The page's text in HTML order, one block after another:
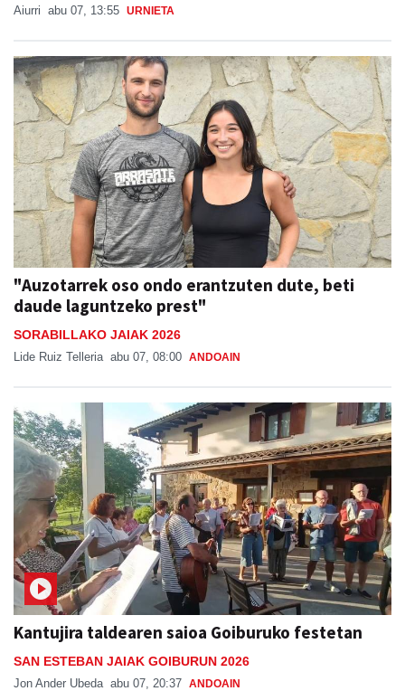
Aiurri abu 07, 13:55 URNIETA
"Auzotarrek oso ondo erantzuten dute, beti
daude laguntzeko prest"
SORABILLAKO JAIAK 2026
Lide Ruiz Telleria abu 07, 08:00 ANDOAIN
Kantujira taldearen saioa Goiburuko festetan
SAN ESTEBAN JAIAK GOIBURUN 2026
Jon Ander Ubeda abu 07, 20:37 ANDOAIN